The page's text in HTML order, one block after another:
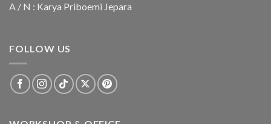
A / N : Karya Priboemi Jepara
FOLLOW US